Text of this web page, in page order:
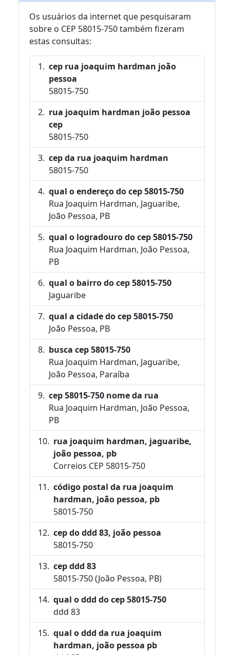
Os usuários da internet que pesquisaram
sobre o CEP 58015-750 também fizeram
estas consultas:
cep rua joaquim hardman joão
pessoa
58015-750
rua joaquim hardman joão pessoa
cep
58015-750
cep da rua joaquim hardman
58015-750
qual o endereço do cep 58015-750
Rua Joaquim Hardman, Jaguaribe,
João Pessoa, PB
qual o logradouro do cep 58015-750
Rua Joaquim Hardman, João Pessoa,
PB
qual o bairro do cep 58015-750
Jaguaribe
qual a cidade do cep 58015-750
João Pessoa, PB
busca cep 58015-750
Rua Joaquim Hardman, Jaguaribe,
João Pessoa, Paraíba
cep 58015-750 nome da rua
Rua Joaquim Hardman, João Pessoa,
PB
rua joaquim hardman, jaguaribe,
joão pessoa, pb
Correios CEP 58015-750
código postal da rua joaquim
hardman, joão pessoa, pb
58015-750
cep do ddd 83, joão pessoa
58015-750
cep ddd 83
58015-750 (João Pessoa, PB)
qual o ddd do cep 58015-750
ddd 83
qual o ddd da rua joaquim
hardman, joão pessoa pb